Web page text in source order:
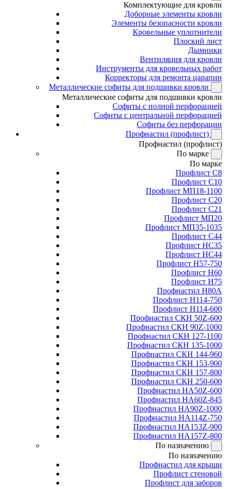
Комплектующие для кровли
Доборные элементы кровли
Элементы безопасности кровли
Кровельные уплотнители
Плоский лист
Дымники
Вентиляция для кровли
Инструменты для кровельных работ
Корректоры для ремонта царапин
Металлические софиты для подшивки кровли
Металлические софиты для подшивки кровли
Софиты с полной перфорацией
Софиты с центральной перфорацией
Софиты без перфорации
Профнастил (профлист)
Профнастил (профлист)
По марке
По марке
Профлист С8
Профлист С10
Профлист МП18-1100
Профлист С20
Профлист С21
Профлист МП20
Профлист МП35-1035
Профлист С44
Профлист НС35
Профлист НС44
Профлист Н57-750
Профлист Н60
Профлист Н75
Профнастил Н80А
Профлист Н114-750
Профлист Н114-600
Профнастил СКН 50Z-600
Профнастил СКН 90Z-1000
Профнастил СКН 127-1100
Профнастил СКН 135-1000
Профнастил СКН 144-960
Профнастил СКН 153-900
Профнастил СКН 157-800
Профнастил СКН 250-600
Профнастил НА50Z-600
Профнастил НА60Z-845
Профнастил НА90Z-1000
Профнастил НА114Z-750
Профнастил НА153Z-900
Профнастил НА157Z-800
По назначению
По назначению
Профнастил для крыши
Профлист стеновой
Профлист для заборов